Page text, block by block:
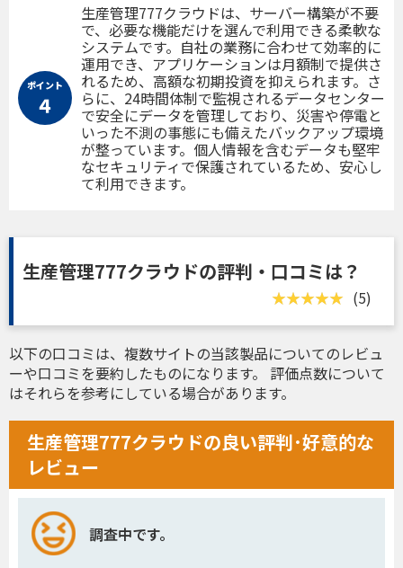
ポイント
４
生産管理777クラウドは、サーバー構築が不要
で、必要な機能だけを選んで利用できる柔軟な
システムです。自社の業務に合わせて効率的に
運用でき、アプリケーションは月額制で提供さ
れるため、高額な初期投資を抑えられます。さ
らに、24時間体制で監視されるデータセンター
で安全にデータを管理しており、災害や停電と
いった不測の事態にも備えたバックアップ環境
が整っています。個人情報を含むデータも堅牢
なセキュリティで保護されているため、安心し
て利用できます。
生産管理777クラウドの評判・口コミは？
(5)
以下の口コミは、複数サイトの当該製品についてのレビュ
ーや口コミを要約したものになります。 評価点数について
はそれらを参考にしている場合があります。
生産管理777クラウドの良い評判･好意的な
レビュー
調査中です。